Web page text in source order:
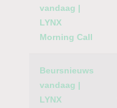
vandaag |
LYNX
Morning Call
Beursnieuws
vandaag |
LYNX